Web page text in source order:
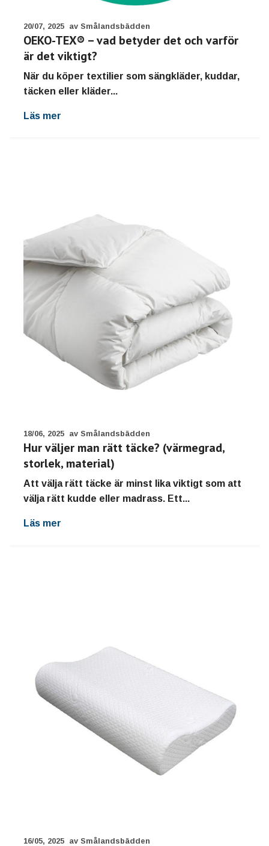
20/07, 2025 av Smålandsbädden
OEKO-TEX® – vad betyder det och varför
är det viktigt?
När du köper textilier som sängkläder, kuddar,
täcken eller kläder...
Läs mer
18/06, 2025 av Smålandsbädden
Hur väljer man rätt täcke? (värmegrad,
storlek, material)
Att välja rätt täcke är minst lika viktigt som att
välja rätt kudde eller madrass. Ett...
Läs mer
16/05, 2025 av Smålandsbädden